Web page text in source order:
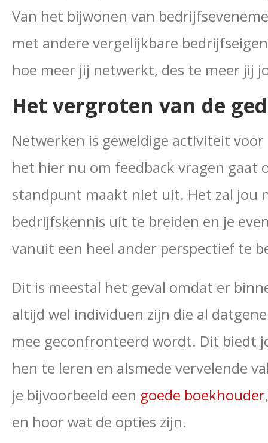
Van het bijwonen van
met andere vergelijkbare
hoe meer jij netwerkt, des te meer jij
Het vergroten van de
Netwerken is geweldige activiteit
het hier nu om feedback vragen gaat
standpunt maakt niet uit. Het zal jou
bedrijfskennis uit te breiden en je
vanuit een heel ander perspectief te
Dit is meestal het geval omdat er
altijd wel individuen zijn die al
mee geconfronteerd wordt. Dit biedt
hen te leren en alsmede vervelende
je bijvoorbeeld een goede boekhouder
en hoor wat de opties zijn.